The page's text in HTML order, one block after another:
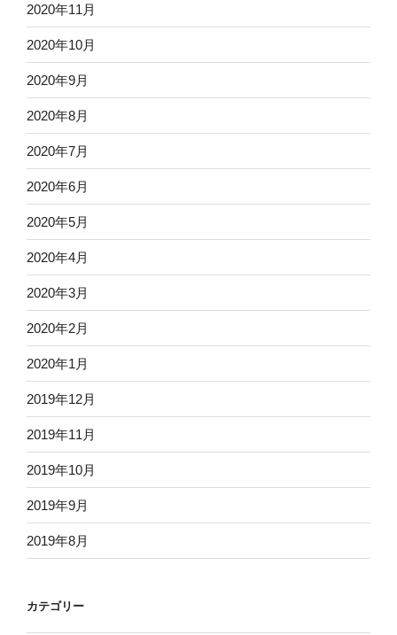
2020年11月
2020年10月
2020年9月
2020年8月
2020年7月
2020年6月
2020年5月
2020年4月
2020年3月
2020年2月
2020年1月
2019年12月
2019年11月
2019年10月
2019年9月
2019年8月
カテゴリー